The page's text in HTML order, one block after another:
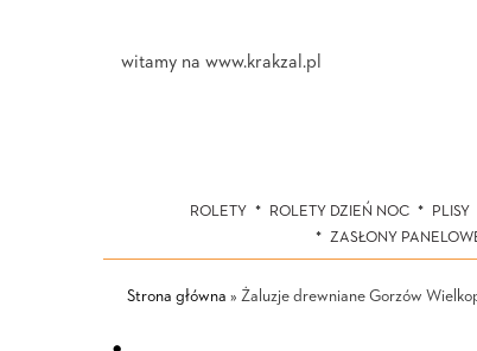
witamy na www.krakzal.pl
ROLETY ROLETY DZIEŃ NOC PLISY
ZASŁONY
Strona główna » Żaluzje drewniane Gorzów